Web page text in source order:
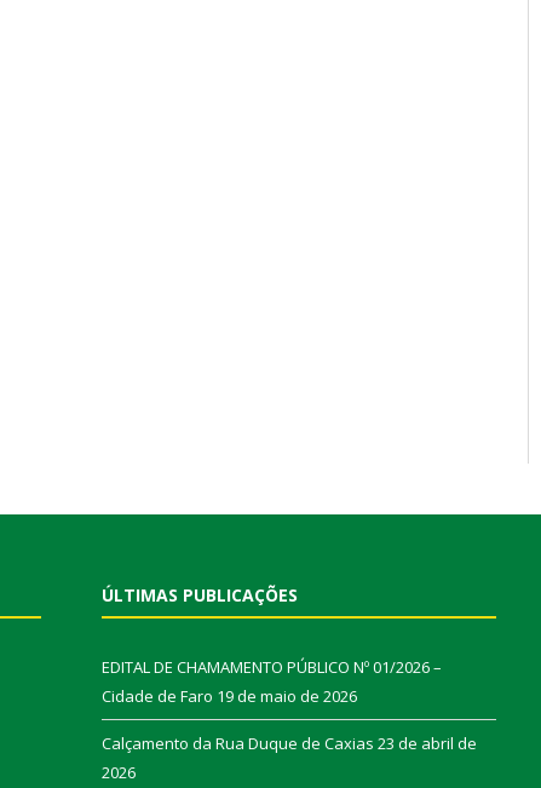
ÚLTIMAS PUBLICAÇÕES
EDITAL DE CHAMAMENTO PÚBLICO Nº 01/2026 –
Cidade de Faro 19 de maio de 2026
Calçamento da Rua Duque de Caxias 23 de abril de
2026